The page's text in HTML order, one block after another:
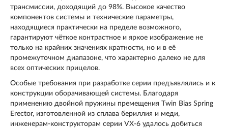
трансмиссии, доходящий до 98%. Высокое качество
компонентов системы и технические параметры,
находящиеся практически на пределе возможного,
гарантируют чёткое контрастное и яркое изображение не
только на крайних значениях кратности, но и в её
промежуточном диапазоне, что характерно далеко не для
всех оптических прицелов.
Особые требования при разработке серии предъявлялись и к
конструкции оборачивающей системы. Благодаря
применению двойной пружины премещения Тwin Bias Spring
Erector, изготовленной из сплава бериллия и меди,
инженерам-конструкторам серии VX-6 удалось добиться